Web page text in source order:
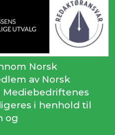
Norsk
av Norsk
i henhold til
og